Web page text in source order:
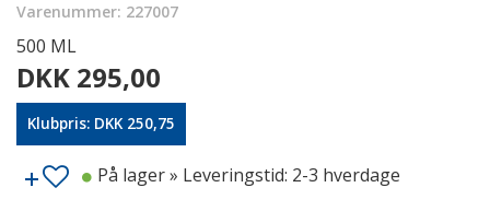
Varenummer: 227007
500 ML
DKK 295,00
Klubpris: DKK 250,75
På lager» Leveringstid: 2-3 hverdage